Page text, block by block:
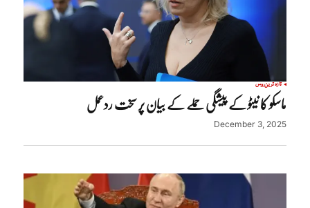
تازہ ترینروس
ماسکو کا نیٹو کے پیشگی حملے کے بیان پر سخت ردعمل
December 3, 2025